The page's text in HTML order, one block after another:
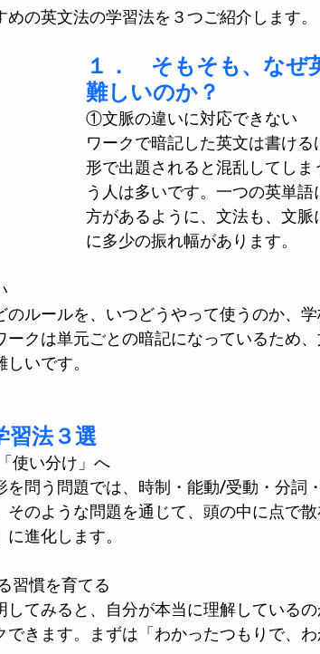
の英文法の学習法を３つご紹介します。
１．　そもそも、なぜ
難しいのか？
①文脈の違いに対応できない
ワークで暗記した英文は書ける
形で出題されると混乱してしま
う人は多いです。一つの英単語
方があるように、文法も、文脈
に多少の振れ幅があります。
のルールを、いつどうやって使うのか、
クは単元ごとの暗記になっているため
いです。
習法３選
使い分け」へ
問う問題では、時制・能動/受動・分詞
のような問題を通じて、頭の中に点で
進化します。
習慣を育てる
てみると、自分が本当に理解している
きます。まずは「わかったつもりで、